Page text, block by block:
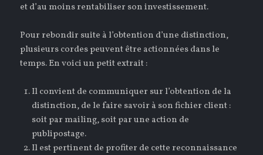
et d’au moins rentabiliser son investissement.
Pour rebondir suite à l’obtention d’une distinction,
plusieurs cordes peuvent être actionnées dans le
temps. En voici un petit extrait :
Il convient de communiquer sur l’obtention de la
distinction, de le faire savoir à son fichier client :
soit par mailing, soit par une action de
publipostage.
Il est pertinent de profiter de cette reconnaissance